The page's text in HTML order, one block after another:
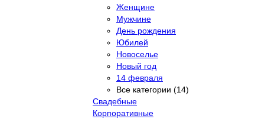
Женщине
Мужчине
День рождения
Юбилей
Новоселье
Новый год
14 февраля
Все категории (14)
Свадебные
Корпоративные